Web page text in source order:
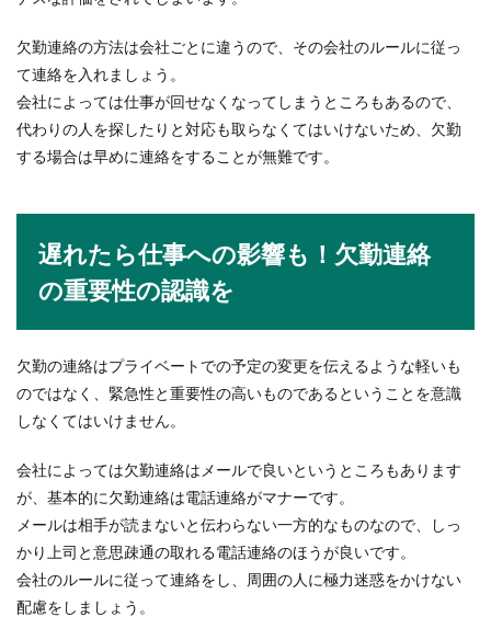
職場を復帰するときに挨拶をすることはもちろん
ですが、そのときお菓子も必要なのでしょうか？
テニスの後衛はどんなことを意識して動く必要が
あるのでしょうか？コツやポイントとは？前衛の
足を...
上司からの謝罪にはどんな返事をす
ともありますよね。相手は上司だから上司に従わ
なくてはなら...
シングルマザーも正社員なら残業を覚
欠勤連絡の方法は会社ごとに違うので、その会社のルールに従っ
て連絡を入れましょう。
会社によっては仕事が回せなくなってしまうところもあるので、
代わりの人を探したりと対応も取らなくてはいけないため、欠勤
する場合は早めに連絡をすることが無難です。
遅れたら仕事への影響も！欠勤連絡
の重要性の認識を
欠勤の連絡はプライベートでの予定の変更を伝えるような軽いも
のではなく、緊急性と重要性の高いものであるということを意識
しなくてはいけません。
会社によっては欠勤連絡はメールで良いというところもあります
が、基本的に欠勤連絡は電話連絡がマナーです。
メールは相手が読まないと伝わらない一方的なものなので、しっ
かり上司と意思疎通の取れる電話連絡のほうが良いです。
会社のルールに従って連絡をし、周囲の人に極力迷惑をかけない
配慮をしましょう。